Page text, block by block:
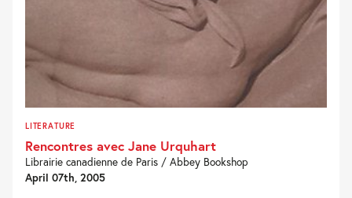
LITERATURE
Rencontres avec Jane Urquhart
Librairie canadienne de Paris / Abbey Bookshop
April 07th, 2005